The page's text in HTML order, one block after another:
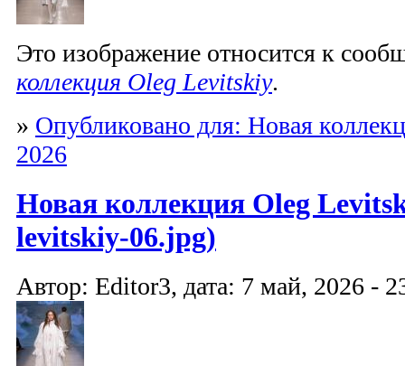
Это изображение относится к
коллекция Oleg Levitskiy.
» Опубликовано для: Новая
2026
Новая коллекция Oleg
levitskiy-06.jpg)
Автор: Editor3, дата: 7 май, 2026 -